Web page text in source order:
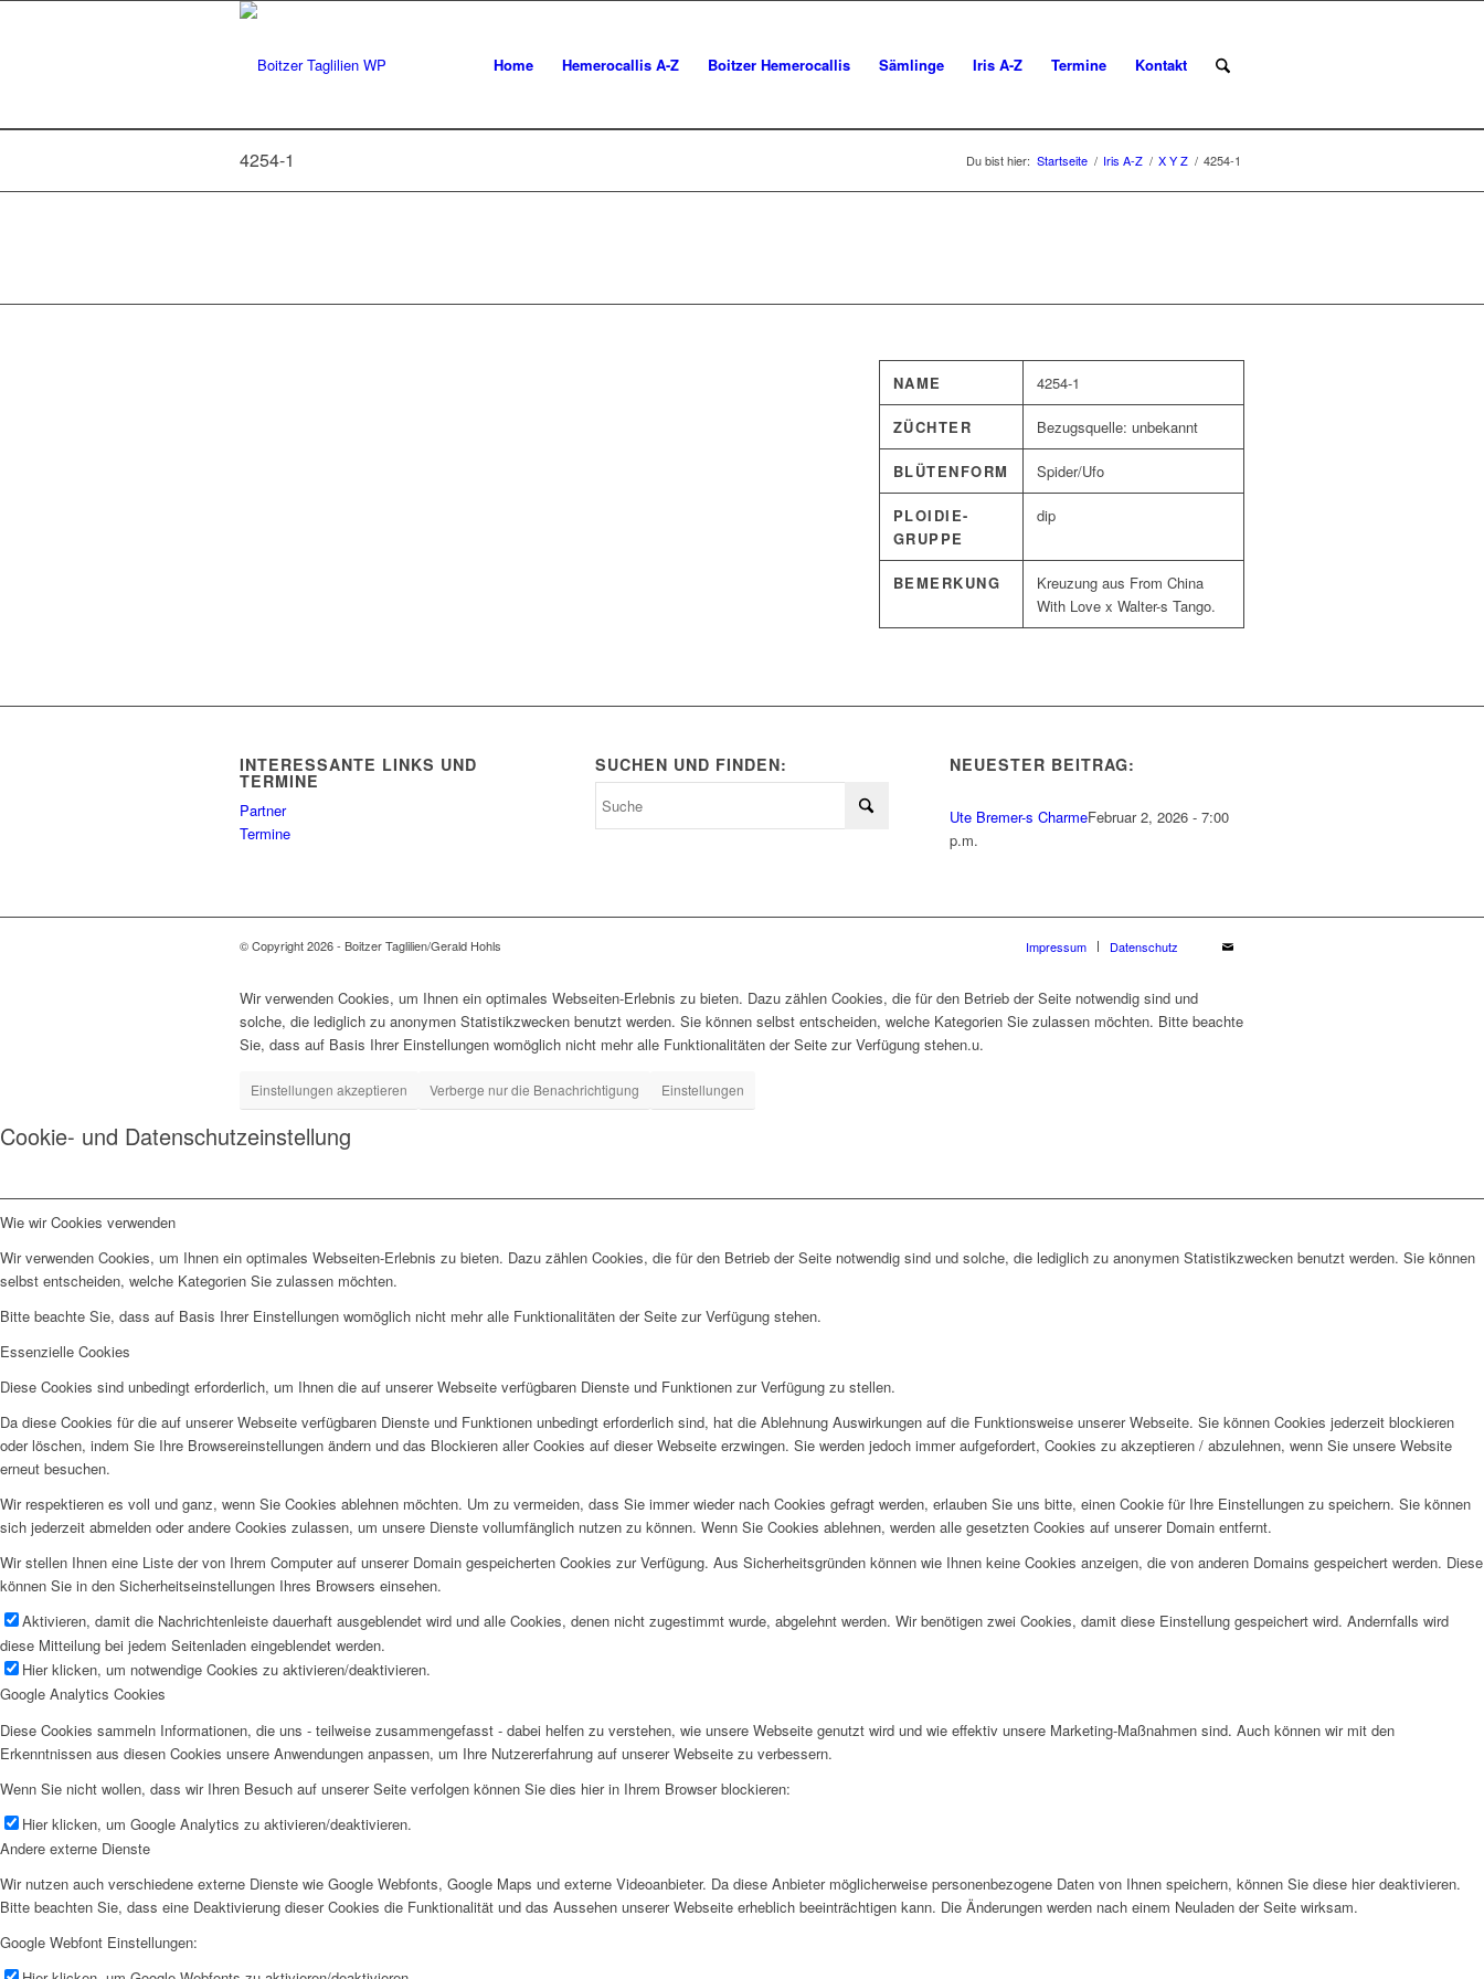
Home Hemerocallis A-Z Boitzer Hemerocallis Sämlinge Iris A-Z Termine Kontakt
4254-1 Du bist hier: Startseite / Iris A-Z / X Y Z / 4254-1
NAME 4254-1
ZÜCHTER Bezugsquelle: unbekannt
BLÜTENFORM Spider/Ufo
PLOIDIE-
GRUPPE
dip
BEMERKUNG
Kreuzung aus From China
With Love x Walter-s Tango.
INTERESSANTE LINKS UND
TERMINE
Partner
Termine
SUCHEN UND FINDEN: NEUESTER BEITRAG:
Ute Bremer-s CharmeFebruar 2, 2026 - 7:00
p.m.
© Copyright 2026 - Boitzer Taglilien/Gerald Hohls Impressum Datenschutz
Wir verwenden Cookies, um Ihnen ein optimales Webseiten-Erlebnis zu bieten. Dazu zählen Cookies, die für den Betrieb der Seite notwendig sind und
solche, die lediglich zu anonymen Statistikzwecken benutzt werden. Sie können selbst entscheiden, welche Kategorien Sie zulassen möchten. Bitte beachte
Sie, dass auf Basis Ihrer Einstellungen womöglich nicht mehr alle Funktionalitäten der Seite zur Verfügung stehen.u.
Einstellungen akzeptieren Verberge nur die Benachrichtigung Einstellungen
Cookie- und Datenschutzeinstellung
Wie wir Cookies verwenden
Wir verwenden Cookies, um Ihnen ein optimales Webseiten-Erlebnis zu bieten. Dazu zählen Cookies, die für den Betrieb der Seite notwendig sind und solche, die lediglich zu anonymen Statistikzwecken benutzt werden. Sie können
selbst entscheiden, welche Kategorien Sie zulassen möchten.
Bitte beachte Sie, dass auf Basis Ihrer Einstellungen womöglich nicht mehr alle Funktionalitäten der Seite zur Verfügung stehen.
Essenzielle Cookies
Diese Cookies sind unbedingt erforderlich, um Ihnen die auf unserer Webseite verfügbaren Dienste und Funktionen zur Verfügung zu stellen.
Da diese Cookies für die auf unserer Webseite verfügbaren Dienste und Funktionen unbedingt erforderlich sind, hat die Ablehnung Auswirkungen auf die Funktionsweise unserer Webseite. Sie können Cookies jederzeit blockieren
oder löschen, indem Sie Ihre Browsereinstellungen ändern und das Blockieren aller Cookies auf dieser Webseite erzwingen. Sie werden jedoch immer aufgefordert, Cookies zu akzeptieren / abzulehnen, wenn Sie unsere Website
erneut besuchen.
Wir respektieren es voll und ganz, wenn Sie Cookies ablehnen möchten. Um zu vermeiden, dass Sie immer wieder nach Cookies gefragt werden, erlauben Sie uns bitte, einen Cookie für Ihre Einstellungen zu speichern. Sie können
sich jederzeit abmelden oder andere Cookies zulassen, um unsere Dienste vollumfänglich nutzen zu können. Wenn Sie Cookies ablehnen, werden alle gesetzten Cookies auf unserer Domain entfernt.
Wir stellen Ihnen eine Liste der von Ihrem Computer auf unserer Domain gespeicherten Cookies zur Verfügung. Aus Sicherheitsgründen können wie Ihnen keine Cookies anzeigen, die von anderen Domains gespeichert werden. Diese
können Sie in den Sicherheitseinstellungen Ihres Browsers einsehen.
Aktivieren, damit die Nachrichtenleiste dauerhaft ausgeblendet wird und alle Cookies, denen nicht zugestimmt wurde, abgelehnt werden. Wir benötigen zwei Cookies, damit diese Einstellung gespeichert wird. Andernfalls wird
diese Mitteilung bei jedem Seitenladen eingeblendet werden.
Hier klicken, um notwendige Cookies zu aktivieren/deaktivieren.
Google Analytics Cookies
Diese Cookies sammeln Informationen, die uns - teilweise zusammengefasst - dabei helfen zu verstehen, wie unsere Webseite genutzt wird und wie effektiv unsere Marketing-Maßnahmen sind. Auch können wir mit den
Erkenntnissen aus diesen Cookies unsere Anwendungen anpassen, um Ihre Nutzererfahrung auf unserer Webseite zu verbessern.
Wenn Sie nicht wollen, dass wir Ihren Besuch auf unserer Seite verfolgen können Sie dies hier in Ihrem Browser blockieren:
Hier klicken, um Google Analytics zu aktivieren/deaktivieren.
Andere externe Dienste
Wir nutzen auch verschiedene externe Dienste wie Google Webfonts, Google Maps und externe Videoanbieter. Da diese Anbieter möglicherweise personenbezogene Daten von Ihnen speichern, können Sie diese hier deaktivieren.
Bitte beachten Sie, dass eine Deaktivierung dieser Cookies die Funktionalität und das Aussehen unserer Webseite erheblich beeinträchtigen kann. Die Änderungen werden nach einem Neuladen der Seite wirksam.
Google Webfont Einstellungen: